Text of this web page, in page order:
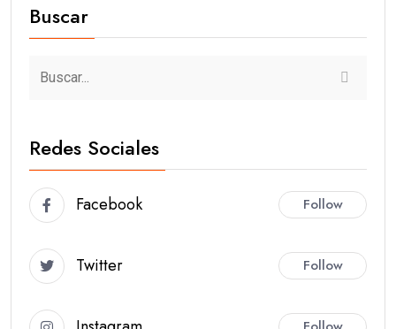
Buscar
Redes Sociales
Facebook Follow
Twitter Follow